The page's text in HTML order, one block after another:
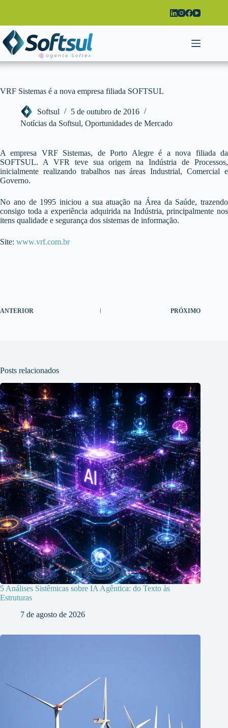
conteúdo
VRF Sistemas é a nova empresa filiada SOFTSUL
Softsul
5 de outubro de 2016
Notícias da Softsul, Oportunidades de Mercado
A empresa VRF Sistemas, de Porto Alegre é a nova filiada da
SOFTSUL. A VFR teve sua origem na Indústria de Processos,
inicialmente realizando trabalhos nas áreas Industrial, Comercial e
Governo.
No ano de 1995 iniciou a sua atuação na Área da Saúde, trazendo
consigo toda a experiência adquirida na Indústria, principalmente nos
itens qualidade e segurança dos sistemas de informação.
Site: www.vrf.com.br
ANTERIOR PRÓXIMO
Posts relacionados
5 Análises Sistêmicas sobre IA Agêntica: do Texto às
Estruturas
7 de agosto de 2026